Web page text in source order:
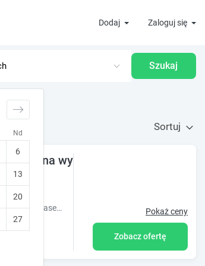
Dodaj Zaloguj się
Nd
6
13
20
27
Szukaj
Sortuj
na wyciągnięcie ręki.
Forest Apartment Pobierowo Komfortowy apartament blisko lasu z basenem, idealny na aktywny i premium wypoczynek nad morzem. Pokaż ceny
Zobacz ofertę